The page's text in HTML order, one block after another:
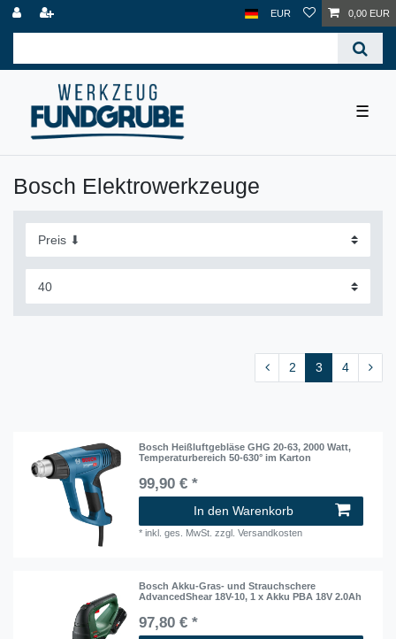
EUR 0,00 EUR
☰
Bosch Elektrowerkzeuge
2 3 4
Bosch Heißluftgebläse GHG 20-63, 2000 Watt,
Temperaturbereich 50-630° im Karton
99,90 € *
In den Warenkorb
*inkl. ges. MwSt. zzgl.Versandkosten
Bosch Akku-Gras- und Strauchschere
AdvancedShear 18V-10, 1 x Akku PBA 18V 2.0Ah
97,80 € *